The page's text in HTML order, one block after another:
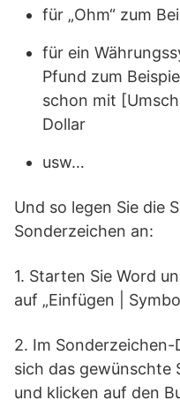
für „Ohm“ zum
für ein
Pfund zum
schon mit
Dollar
usw…
Und so legen Sie die
Sonderzeichen an:
1. Starten Sie Word
auf „Einfügen |
2. Im
sich das gewünschte
und klicken auf den